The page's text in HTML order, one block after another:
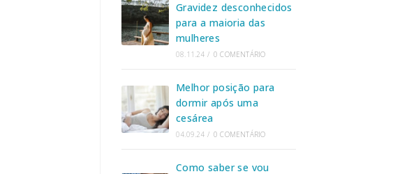
Gravidez desconhecidos
para a maioria das
mulheres
08.11.24 / 0 COMENTÁRIO
Melhor posição para
dormir após uma
cesárea
04.09.24 / 0 COMENTÁRIO
Como saber se vou